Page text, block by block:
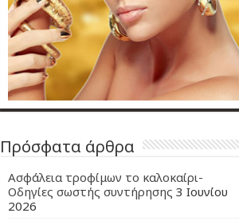
Πρόσφατα άρθρα
Ασφάλεια τροφίμων το καλοκαίρι-
Οδηγίες σωστής συντήρησης 3 Ιουνίου
2026